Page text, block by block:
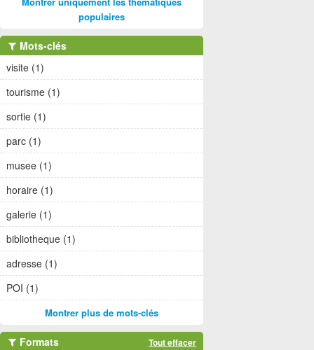
populaires
Mots-clés
visite (1)
tourisme (1)
sortie (1)
parc (1)
musee (1)
horaire (1)
galerie (1)
bibliotheque (1)
adresse (1)
POI (1)
Montrer plus de mots-clés
Formats Tout effacer